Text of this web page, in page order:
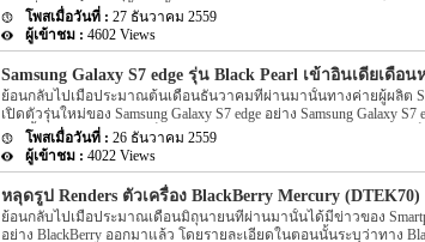
ตอนที่เปิดตัวออกมานั้นจมีทั้งหมด 6 สีอย่าง Space Gray, Moonlight Silver,
Brown, Ceramic White, และ Black แต่ล่าสุดนี้กลับมีข่าวของ Huawei
ล่าสุดของ Huawei Mate 9 นี้นั้น ตามข่าวได้ระบุว่า Huawei Mate 9 นี้จ
เครื่องที่เพิ่มมานี้นั้นจะเป็นสีอย่าง obsidian black อีกทั้งตามข่าวยัได้ระบุ
มีให้เลือกในทุกๆ รุ่นทั้ง Ram ภายในตัวเครื่องขนาด 4GB และขนาดพื้น
[…]
27 ธันวาคม 2559
4602 Views
Samsung Galaxy S7 edge รุ่น Black Pearl เข้าอินเดียเดือน
ย้อนกลับไปเมื่อประมาณต้นเดือนธันวาคมที่ผ่านมานั้นทางค่ายผู้ผลิต
เปิดตัวรุ่นใหม่ของ Samsung Galaxy S7 edge อย่าง Samsung Galaxy
จากนั้นทาง Samsung เองก็เลือกวางจำหน่ายในประเทศ South Korea
ออกมาอีก แต่ล่าสุดนี้กลับมีข่าวของ Samsung Galaxy S7 edge รุ่น Black
คร่าวล่าสุดของ Samsung Galaxy S7 edge รุ่น Black Pearl นี้ ตามข่าวระ
จำหน่าย Black Pearl รุ่นนี้ในประเทศอินเดีย โดยกำหนดที่จะวางจำหน่
หรือเดือนมกราคม 2017 ที่จะถึงนี้นั้นเอง โดยกำหนดวันนั้นจะเริ่มวาง
26 ธันวาคม 2559
4022 Views
หลุดรูป Renders ตัวเครื่อง BlackBerry Mercury (DTEK70)
ย้อนกลับไปเมื่อประมาณเดือนมิถุนายนที่ผ่านมานั้นได้มีข่าวของ
อย่าง BlackBerry ออกมาแล้ว โดยรายละเอียดในตอนนั้นระบุว่าทาง